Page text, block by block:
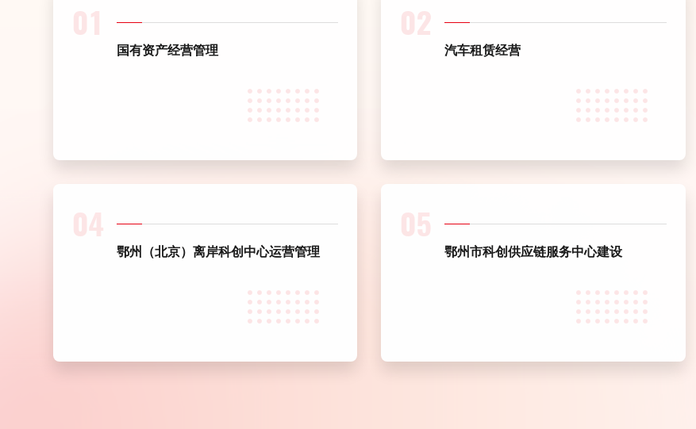
01
国有资产经营管理
02
汽车租赁经营
04
鄂州（北京）离岸科创中心运营管理
05
鄂州市科创供应链服务中心建设